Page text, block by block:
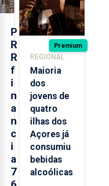
P
R
R
f
i
n
a
n
c
i
a
7
Roménia
Premium
REGIONAL
Maioria
dos
jovens de
quatro
ilhas dos
Açores já
consumiu
bebidas
alcoólicas